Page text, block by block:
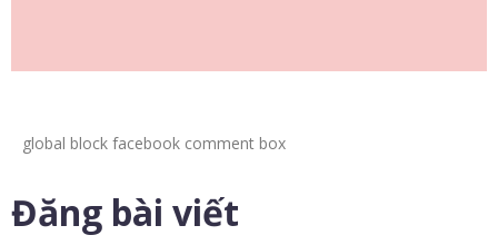
global block facebook comment box
Đăng bài viết